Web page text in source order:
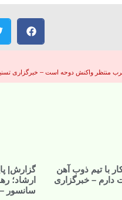
با تیم ذوب آهن
دارم – خبرگزاری
گزارش|
ارشاد؛
سانسور